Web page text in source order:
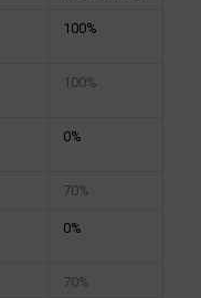
100%
100%
0%
70%
0%
70%